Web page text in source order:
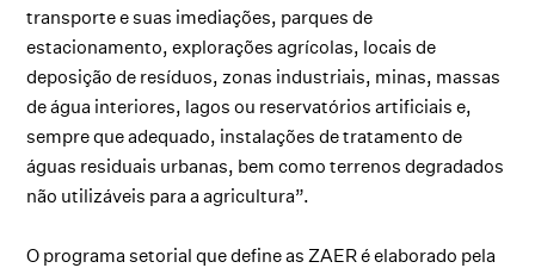
transporte e suas imediações, parques de
estacionamento, explorações agrícolas, locais de
deposição de resíduos, zonas industriais, minas, massas
de água interiores, lagos ou reservatórios artificiais e,
sempre que adequado, instalações de tratamento de
águas residuais urbanas, bem como terrenos degradados
não utilizáveis para a agricultura”.
O programa setorial que define as ZAER é elaborado pela